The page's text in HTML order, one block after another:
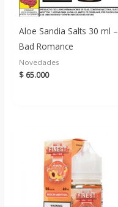
Aloe Sandia Salts 30 ml –
Bad Romance
Novedades
$ 65.000